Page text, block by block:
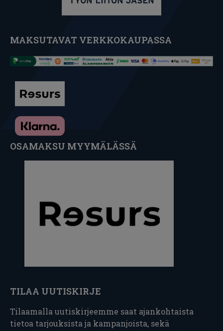
MAKSUTAVAT VERKKOKAUPASSA
OSAMAKSU MYYMÄLÄSSÄ
TILAA UUTISKIRJE
Tilaamalla uutiskirjeemme saat ajankohtaista
tietoa tarjouksista ja kampanjoista, sekä